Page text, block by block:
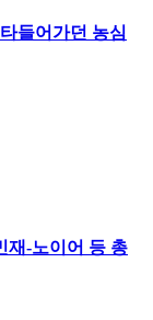
들어가던 농심
재-노이어 등 총